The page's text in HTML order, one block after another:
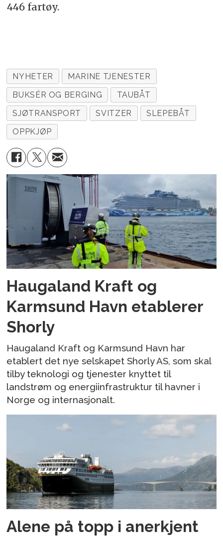
446 fartøy.
NYHETER
MARINE TJENESTER
BUKSÉR OG BERGING
TAUBÅT
SJØTRANSPORT
SVITZER
SLEPEBÅT
OPPKJØP
Haugaland Kraft og
Karmsund Havn etablerer
Shorly
Haugaland Kraft og Karmsund Havn har
etablert det nye selskapet Shorly AS, som skal
tilby teknologi og tjenester knyttet til
landstrøm og energiinfrastruktur til havner i
Norge og internasjonalt.
Alene på topp i anerkjent